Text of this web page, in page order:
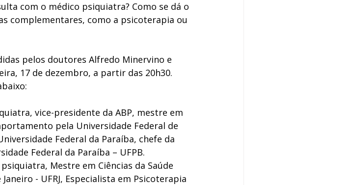
com o médico psiquiatra? Como se dá o
complementares, como a psicoterapia ou
pelos doutores Alfredo Minervino e
17 de dezembro, a partir das 20h30.
vice-presidente da ABP, mestre em
pela Universidade Federal de
Federal da Paraíba, chefe da
Federal da Paraíba – UFPB.
Mestre em Ciências da Saúde
- UFRJ, Especialista em Psicoterapia